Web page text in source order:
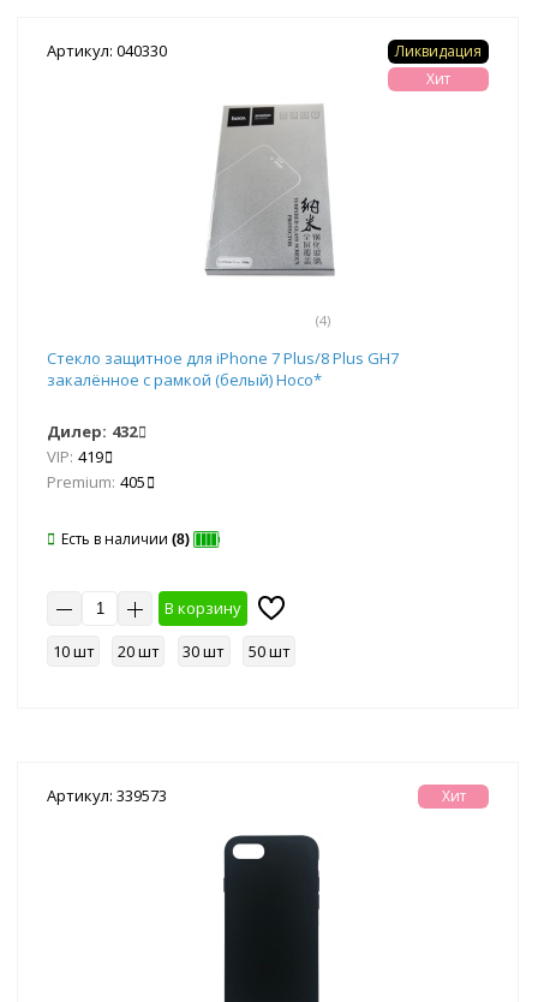
Артикул: 040330
(4)
Ликвидация
Хит
Стекло защитное для iPhone 7 Plus/8 Plus GH7
закалённое с рамкой (белый) Hoco*
Дилер: 432
VIP: 419
Premium: 405
Есть в наличии (8)
В корзину
10 шт
20 шт 30 шт 50 шт
Артикул: 339573 Хит